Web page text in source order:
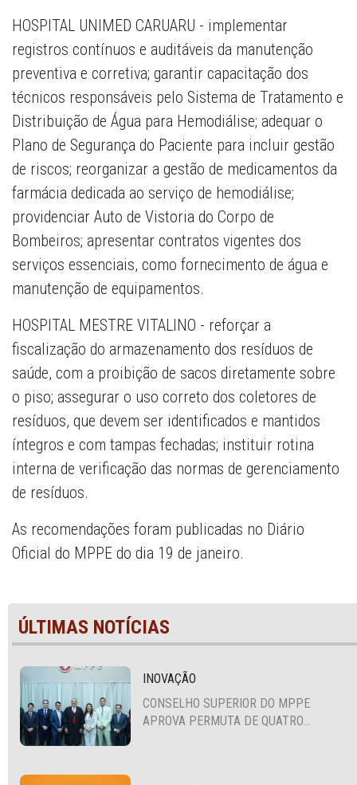
HOSPITAL UNIMED CARUARU - implementar
registros contínuos e auditáveis da manutenção
preventiva e corretiva; garantir capacitação dos
técnicos responsáveis pelo Sistema de Tratamento e
Distribuição de Água para Hemodiálise; adequar o
Plano de Segurança do Paciente para incluir gestão
de riscos; reorganizar a gestão de medicamentos da
farmácia dedicada ao serviço de hemodiálise;
providenciar Auto de Vistoria do Corpo de
Bombeiros; apresentar contratos vigentes dos
serviços essenciais, como fornecimento de água e
manutenção de equipamentos.
HOSPITAL MESTRE VITALINO - reforçar a
fiscalização do armazenamento dos resíduos de
saúde, com a proibição de sacos diretamente sobre
o piso; assegurar o uso correto dos coletores de
resíduos, que devem ser identificados e mantidos
íntegros e com tampas fechadas; instituir rotina
interna de verificação das normas de gerenciamento
de resíduos.
As recomendações foram publicadas no Diário
Oficial do MPPE do dia 19 de janeiro.
ÚLTIMAS NOTÍCIAS
INOVAÇÃO
CONSELHO SUPERIOR DO MPPE
APROVA PERMUTA DE QUATRO